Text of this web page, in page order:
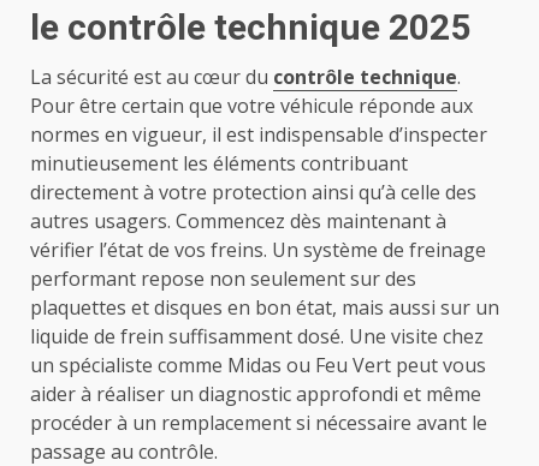
le contrôle technique 2025
La sécurité est au cœur du contrôle technique.
Pour être certain que votre véhicule réponde aux
normes en vigueur, il est indispensable d’inspecter
minutieusement les éléments contribuant
directement à votre protection ainsi qu’à celle des
autres usagers. Commencez dès maintenant à
vérifier l’état de vos freins. Un système de freinage
performant repose non seulement sur des
plaquettes et disques en bon état, mais aussi sur un
liquide de frein suffisamment dosé. Une visite chez
un spécialiste comme Midas ou Feu Vert peut vous
aider à réaliser un diagnostic approfondi et même
procéder à un remplacement si nécessaire avant le
passage au contrôle.